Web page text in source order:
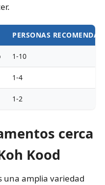
PERSONAS
1-10
1-4
1-2
cerca
Kood
una amplia variedad